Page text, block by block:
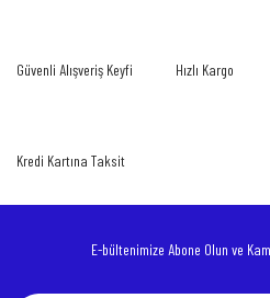
Ürün açıklamasında eksik bilgiler
Güvenli Alışveriş Keyfi Hızlı Kargo
Kredi Kartına Taksit
E-bültenimize Abone Olun ve